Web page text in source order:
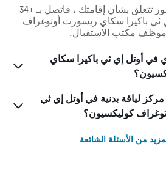
إذا كانت لديك أسئلة أو أمور تتعلق بشأن إقامتك ، فاتصل بـ +34
أوتل إي ثي باكيرا سكاي ريسورت أوتوغراف
مكتب الاستقبال.
في أوتل إي ثي باكيرا سكاي
لياقة بدنية في أوتل إي ثي
كوليكسيون؟
من الأسئلة الشائعة